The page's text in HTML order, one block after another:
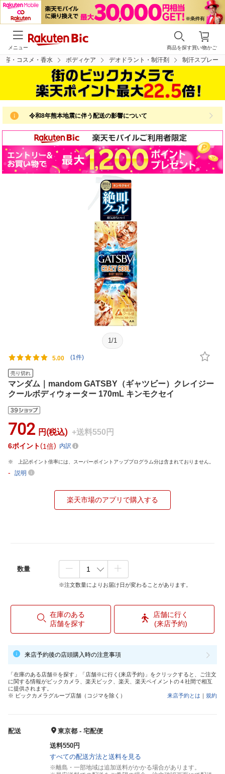
買い物かご
商品を探す
メニュー
容・コスメ・香水 ボディケア デオドラント・制汗剤 制汗スプレー
令和8年熊本地震に伴う配送の影響について
1 /1
5.00 (1件)
売り切れ
マンダム｜mandom GATSBY（ギャツビー）クレイジー
クールボディウォーター 170mL キンモクセイ
702 円(税込) +送料550円
6ポイント 1倍 内訳
上記ポイント倍率には、スーパーポイントアッププログラム分は含まれておりません。
- 説明
楽天市場のアプリで購入する
数量
※注文数量によりお届け日が変わることがあります。
在庫のある
店舗を探す
店舗に行く
(来店予約)
来店予約後の店頭購入時の注意事項
「在庫のある店舗※を探す」「店舗※に行く(来店予約)」をクリックすると、ご注文
に関する情報がビックカメラ、楽天ビック、楽天、楽天ペイメントの４社間で相互
に提供されます。
※ ビックカメラグループ店舗（コジマを除く）
来店予約とは ｜ 規約
配送
東京都 - 宅配便
送料550円
すべての配送方法と送料を見る
※離島・一部地域は追加送料がかかる場合があります。